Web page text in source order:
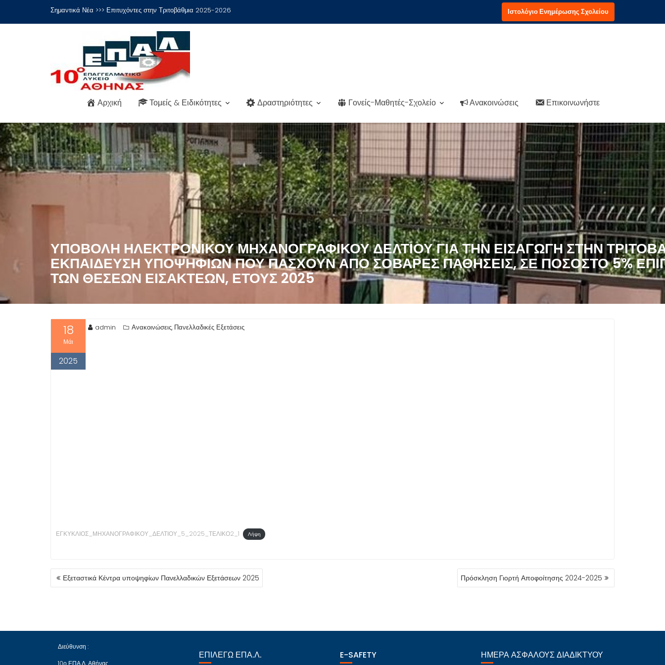
Σημαντικά Νέα >>> Επιτυχόντες στην Τριτοβάθμια 2025-2026 Ιστολόγιο Ενημέρωσης Σχολείου
Αρχική Τομείς & Ειδικότητες Δραστηριότητες Γονείς-Μαθητές-Σχολείο Ανακοινώσεις Επικοινωνήστε
ΥΠΟΒΟΛΉ ΗΛΕΚΤΡΟΝΙΚΟΎ ΜΗΧΑΝΟΓΡΑΦΙΚΟΎ ΔΕΛΤΊΟΥ ΓΙΑ ΤΗΝ ΕΙΣΑΓΩΓΉ ΣΤΗΝ
ΕΚΠΑΊΔΕΥΣΗ ΥΠΟΨΗΦΊΩΝ ΠΟΥ ΠΆΣΧΟΥΝ ΑΠΌ ΣΟΒΑΡΈΣ ΠΑΘΉΣΕΙΣ, ΣΕ ΠΟΣΟΣΤΌ 5%
ΤΩΝ ΘΈΣΕΩΝ ΕΙΣΑΚΤΈΩΝ, ΈΤΟΥΣ 2025
18
Μάι
2025
admin Ανακοινώσεις, Πανελλαδικές Εξετάσεις
ΕΓΚΥΚΛΙΟΣ_ΜΗΧΑΝΟΓΡΑΦΙΚΟΥ_ΔΕΛΤΙΟΥ_5_2025_ΤΕΛΙΚΟ2_1 Λήψη
ΠΛΟΉΓΗΣΗ
ΆΡΘΡΩΝ
Εξεταστικά Κέντρα υποψηφίων Πανελλαδικών Εξετάσεων 2025 Πρόσκληση Γιορτή Αποφοίτησης 2024-2025
Διεύθυνση :
10ο ΕΠΑ.Λ. Αθήνας
ΕΠΙΛΈΓΩ ΕΠΑ.Λ. E-SAFETY ΗΜΈΡΑ ΑΣΦΑΛΟΎΣ ΔΙΑΔΙΚΤΎΟΥ